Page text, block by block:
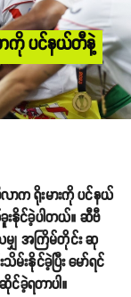
ာကို ပင်နယ်တီနဲ့
က ရိုးမားကို ပင်နယ်
နိုင်ခဲ့ပါတယ်။ ဆီဗီ
ျှ အကြိမ်တိုင်း ဆု
နိုင်ခဲ့ပြီး မော်ရင်
ခဲ့ရတာပါ။